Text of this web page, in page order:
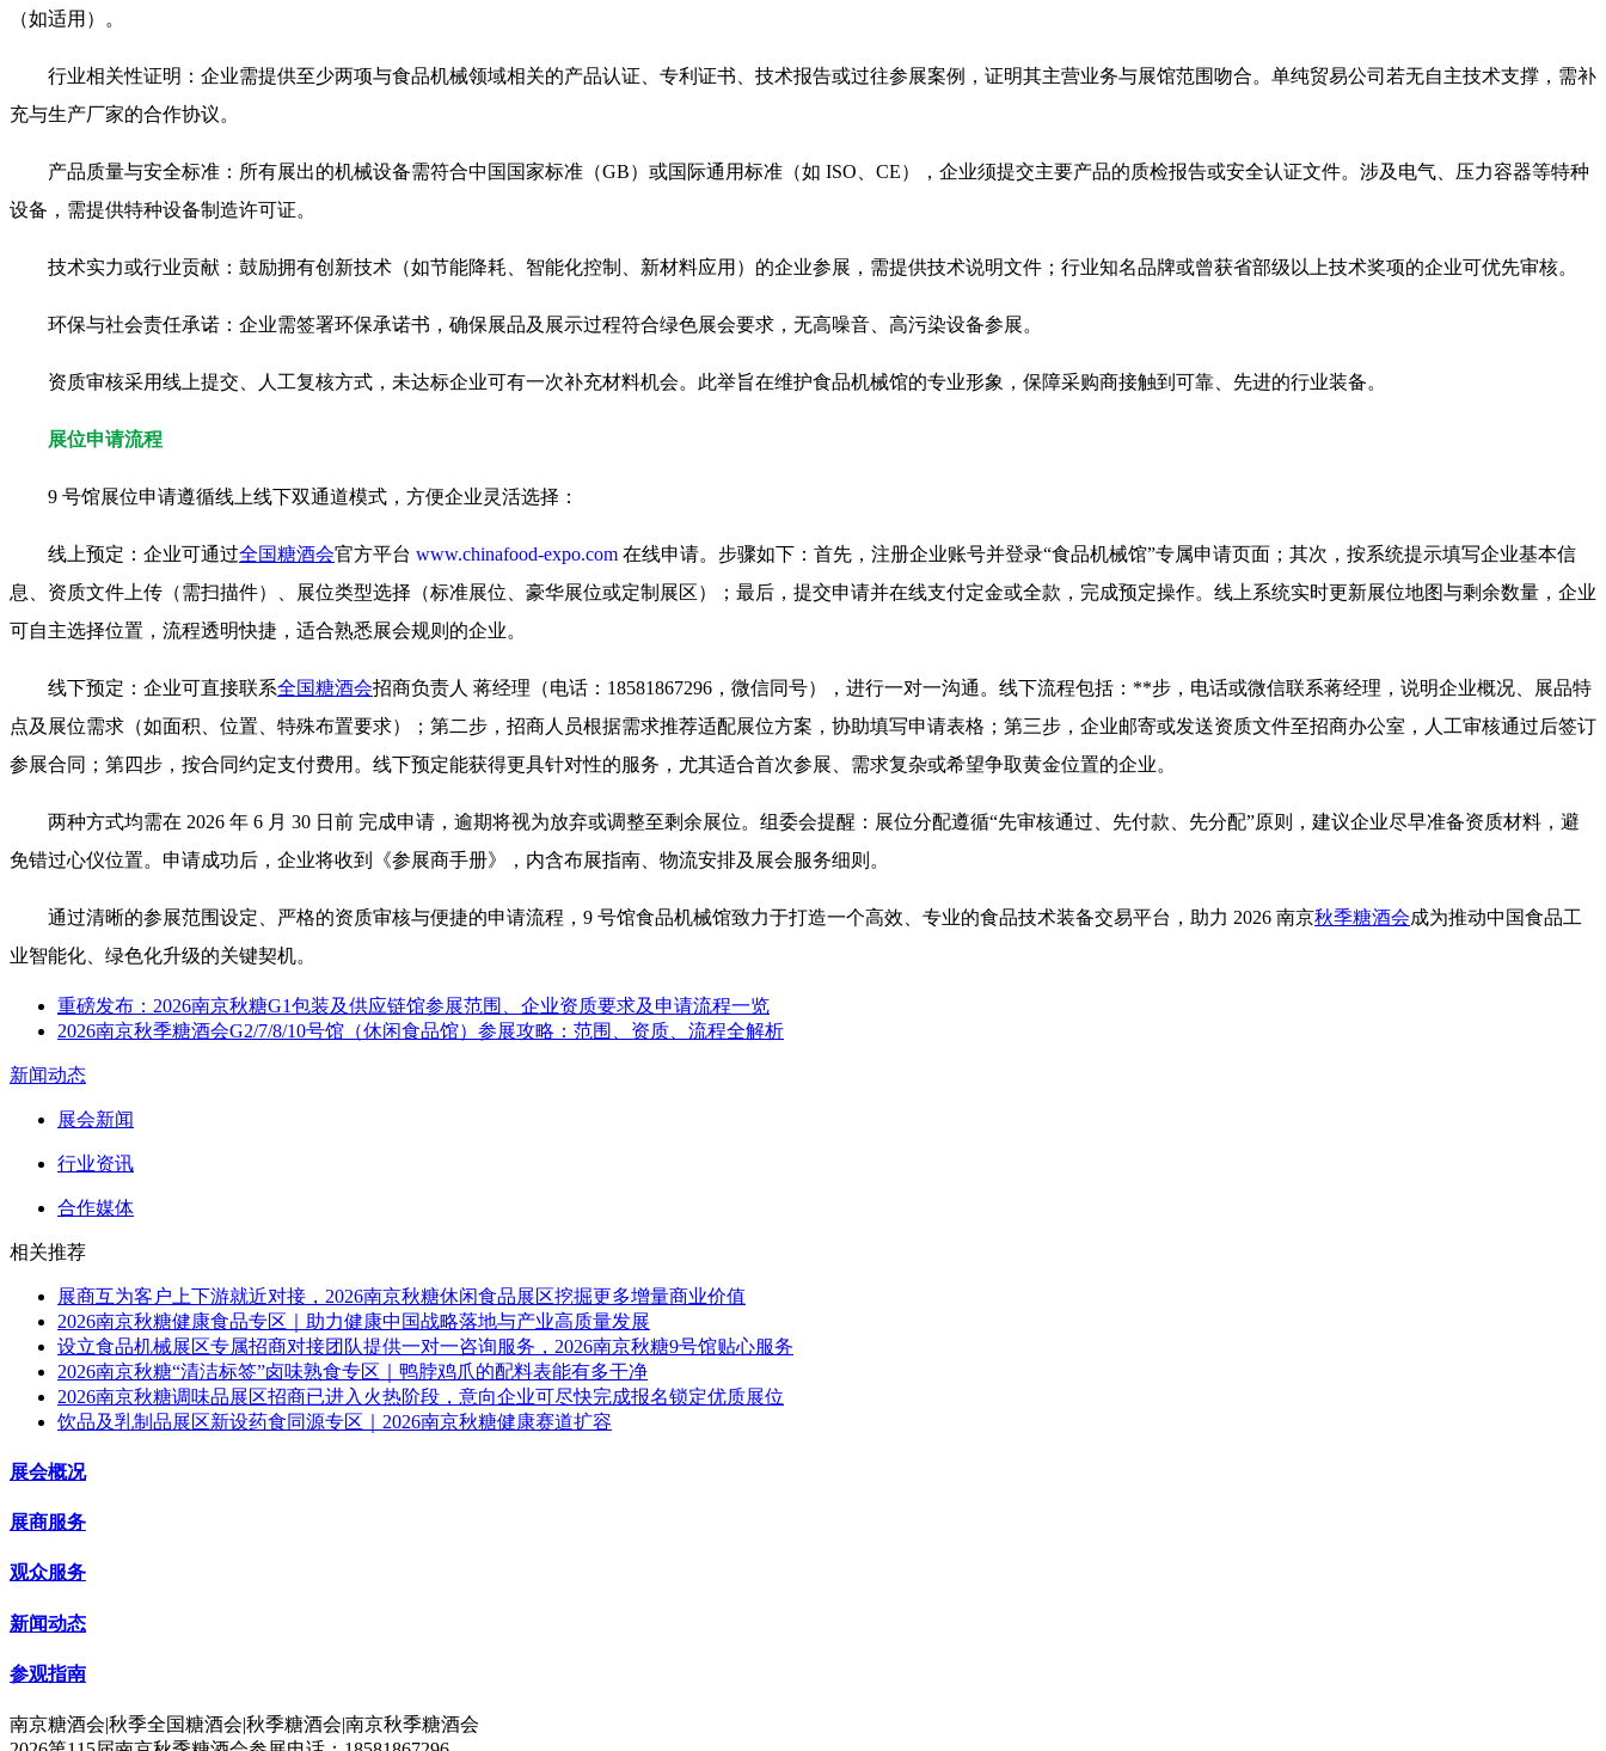
（如适用）。
行业相关性证明：企业需提供至少两项与食品机械领域相关的产品认证、专利证书、技术报告或过往参展案例，证明其主营业务与展馆范围吻合。单纯贸易公司若无自主技术支撑，需补
充与生产厂家的合作协议。
产品质量与安全标准：所有展出的机械设备需符合中国国家标准（GB）或国际通用标准（如 ISO、CE），企业须提交主要产品的质检报告或安全认证文件。涉及电气、压力容器等特种
设备，需提供特种设备制造许可证。
技术实力或行业贡献：鼓励拥有创新技术（如节能降耗、智能化控制、新材料应用）的企业参展，需提供技术说明文件；行业知名品牌或曾获省部级以上技术奖项的企业可优先审核。
环保与社会责任承诺：企业需签署环保承诺书，确保展品及展示过程符合绿色展会要求，无高噪音、高污染设备参展。
资质审核采用线上提交、人工复核方式，未达标企业可有一次补充材料机会。此举旨在维护食品机械馆的专业形象，保障采购商接触到可靠、先进的行业装备。
展位申请流程
9 号馆展位申请遵循线上线下双通道模式，方便企业灵活选择：
线上预定：企业可通过全国糖酒会官方平台 www.chinafood-expo.com 在线申请。步骤如下：首先，注册企业账号并登录“食品机械馆”专属申请页面；其次，按系统提示填写企业基本信
息、资质文件上传（需扫描件）、展位类型选择（标准展位、豪华展位或定制展区）；最后，提交申请并在线支付定金或全款，完成预定操作。线上系统实时更新展位地图与剩余数量，企业
可自主选择位置，流程透明快捷，适合熟悉展会规则的企业。
线下预定：企业可直接联系全国糖酒会招商负责人 蒋经理（电话：18581867296，微信同号），进行一对一沟通。线下流程包括：**步，电话或微信联系蒋经理，说明企业概况、展品特
点及展位需求（如面积、位置、特殊布置要求）；第二步，招商人员根据需求推荐适配展位方案，协助填写申请表格；第三步，企业邮寄或发送资质文件至招商办公室，人工审核通过后签订
参展合同；第四步，按合同约定支付费用。线下预定能获得更具针对性的服务，尤其适合首次参展、需求复杂或希望争取黄金位置的企业。
两种方式均需在 2026 年 6 月 30 日前 完成申请，逾期将视为放弃或调整至剩余展位。组委会提醒：展位分配遵循“先审核通过、先付款、先分配”原则，建议企业尽早准备资质材料，避
免错过心仪位置。申请成功后，企业将收到《参展商手册》，内含布展指南、物流安排及展会服务细则。
通过清晰的参展范围设定、严格的资质审核与便捷的申请流程，9 号馆食品机械馆致力于打造一个高效、专业的食品技术装备交易平台，助力 2026 南京秋季糖酒会成为推动中国食品工
业智能化、绿色化升级的关键契机。
重磅发布：2026南京秋糖G1包装及供应链馆参展范围、企业资质要求及申请流程一览
2026南京秋季糖酒会G2/7/8/10号馆（休闲食品馆）参展攻略：范围、资质、流程全解析
新闻动态
展会新闻
行业资讯
合作媒体
相关推荐
展商互为客户上下游就近对接，2026南京秋糖休闲食品展区挖掘更多增量商业价值
2026南京秋糖健康食品专区｜助力健康中国战略落地与产业高质量发展
设立食品机械展区专属招商对接团队提供一对一咨询服务，2026南京秋糖9号馆贴心服务
2026南京秋糖“清洁标签”卤味熟食专区｜鸭脖鸡爪的配料表能有多干净
2026南京秋糖调味品展区招商已进入火热阶段，意向企业可尽快完成报名锁定优质展位
饮品及乳制品展区新设药食同源专区｜2026南京秋糖健康赛道扩容
展会概况
展商服务
观众服务
新闻动态
参观指南
南京糖酒会|秋季全国糖酒会|秋季糖酒会|南京秋季糖酒会